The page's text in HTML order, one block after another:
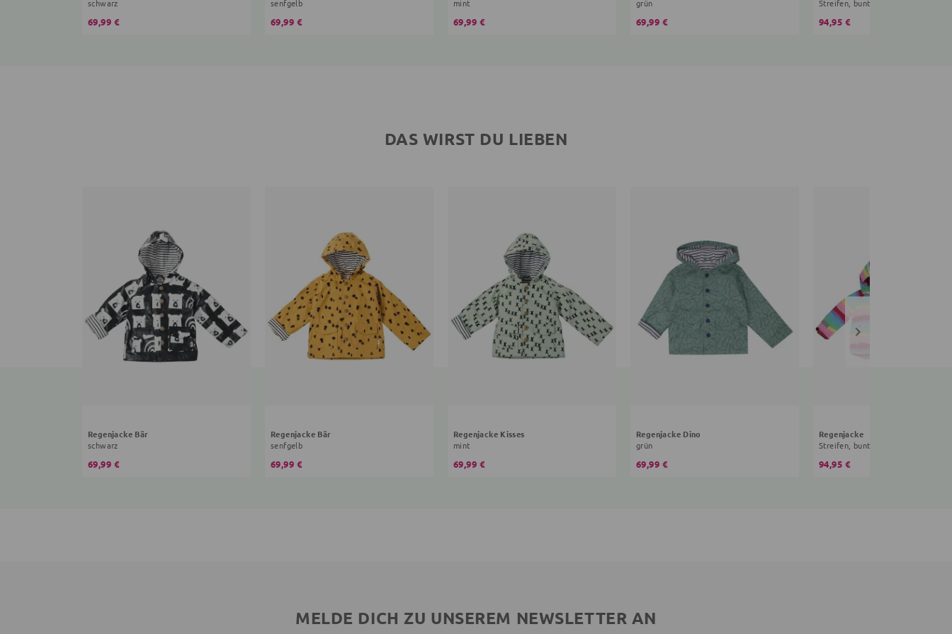
schwarz
69,99 €
senfgelb
69,99 €
mint
69,99 €
grün
69,99 €
Streifen, bunt
94,95 €
DAS WIRST DU LIEBEN
Regenjacke Bär
schwarz
69,99 €
Regenjacke Bär
senfgelb
69,99 €
Regenjacke Kisses
mint
69,99 €
Regenjacke Dino
grün
69,99 €
Regenjacke
Streifen, bunt
94,95 €
MELDE DICH ZU UNSEREM NEWSLETTER AN